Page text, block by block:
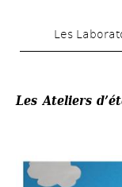
to
Les
Les Ateliers